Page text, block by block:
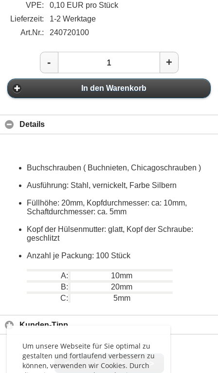
Um unsere Webseite für Sie optimal zu
gestalten und fortlaufend verbessern zu
können, verwenden wir Cookies. Durch
VPE:
0,10 EUR pro Stück
Lieferzeit:
1-2 Werktage
Art.Nr.:
240720100
- +
In den Warenkorb
Details
Buchschrauben ( Buchnieten, Chicagoschrauben )
Ausführung: Stahl, vernickelt, Farbe Silbern
Füllhöhe: 20mm, Kopfdurchmesser: ca: 10mm,
Schaftdurchmesser: ca. 5mm
Kopf der Hülsenmutter: glatt, Kopf der Schraube:
geschlitzt
Anzahl je Packung: 100 Stück
A:
10mm
B:
20mm
C:
5mm
Kunden-Tipp
<< < > >>